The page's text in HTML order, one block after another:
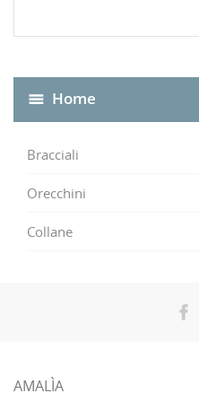
Home
Bracciali
Orecchini
Collane
AMALÌA